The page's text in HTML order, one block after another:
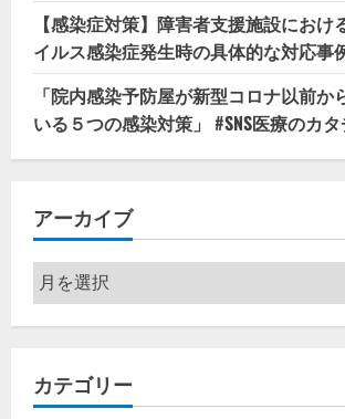
【感染症対策】障害者支援施設におけ
イルス感染症発生時の具体的な対応事
「院内感染予防屋が新型コロナ以前か
いる５つの感染対策」 #SNS医療のカタ
アーカイブ
ア
ー
カ
ブ
カテゴリー